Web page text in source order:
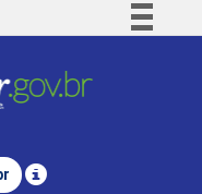
Comunica BR
Legislação